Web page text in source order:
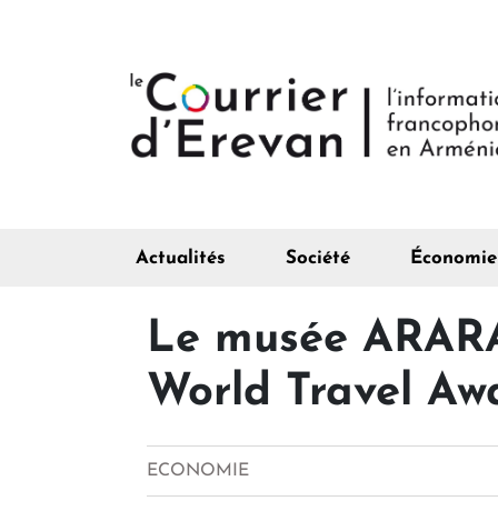
Actualités Société Économie
Le musée
World Travel
ECONOMIE